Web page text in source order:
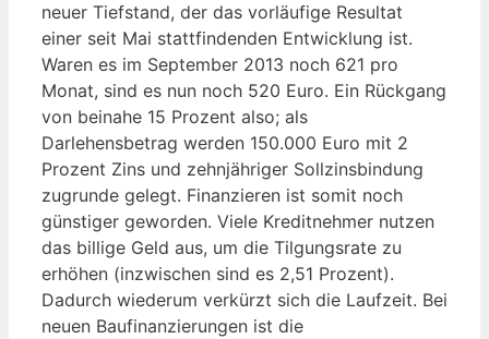
neuer Tiefstand, der das vorläufige Resultat
einer seit Mai stattfindenden Entwicklung ist.
Waren es im September 2013 noch 621 pro
Monat, sind es nun noch 520 Euro. Ein Rückgang
von beinahe 15 Prozent also; als
Darlehensbetrag werden 150.000 Euro mit 2
Prozent Zins und zehnjähriger Sollzinsbindung
zugrunde gelegt. Finanzieren ist somit noch
günstiger geworden. Viele Kreditnehmer nutzen
das billige Geld aus, um die Tilgungsrate zu
erhöhen (inzwischen sind es 2,51 Prozent).
Dadurch wiederum verkürzt sich die Laufzeit. Bei
neuen Baufinanzierungen ist die